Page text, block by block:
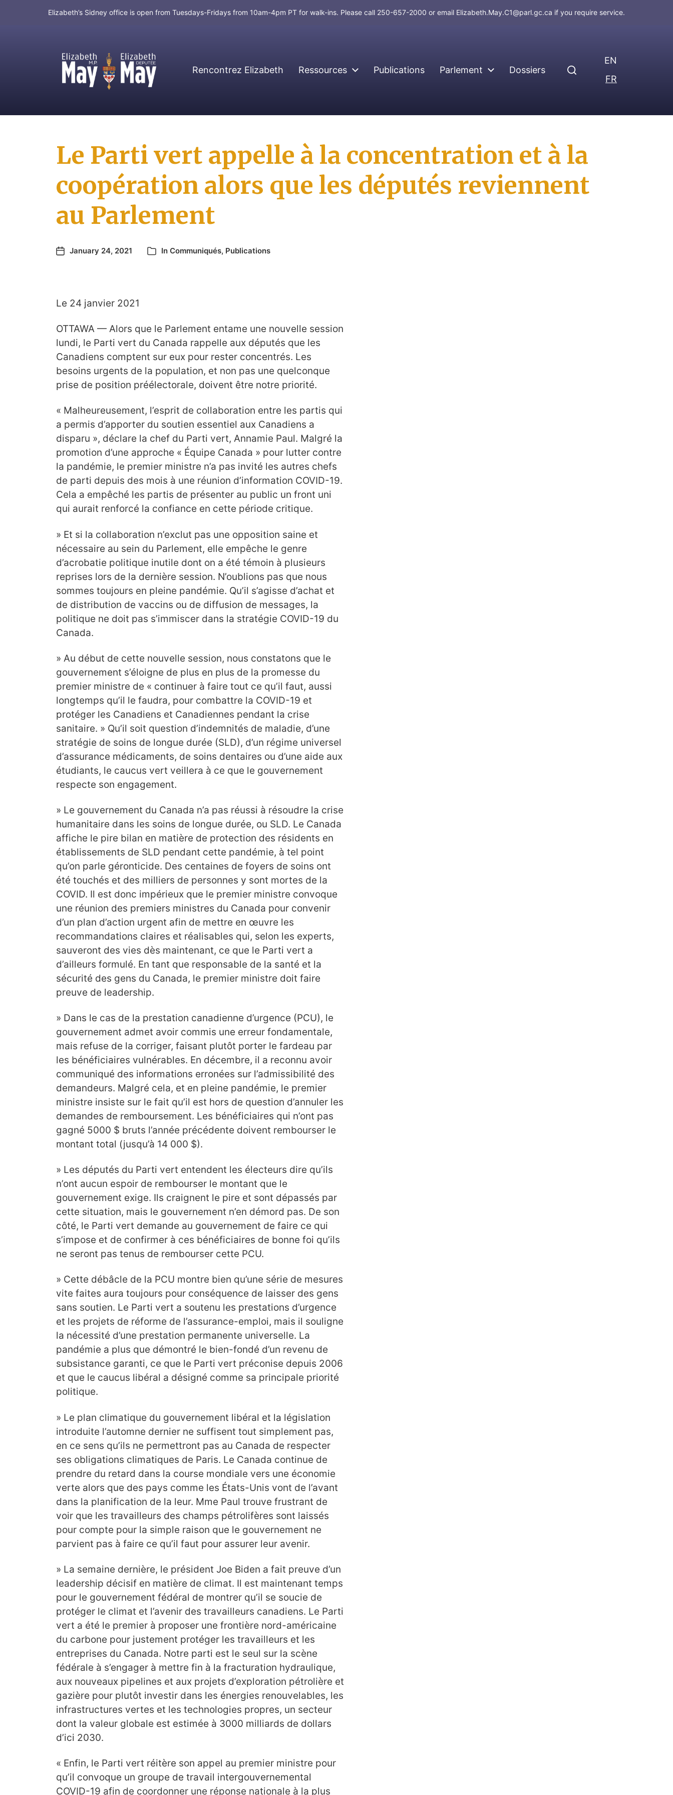
Elizabeth’s Sidney office is open from Tuesdays-Fridays from 10am-4pm PT for walk-ins. Please call 250-657-2000 or email Elizabeth.May.C1@parl.gc.ca if you require service.
MP for Saanich and Gulf Islands Rencontrez Elizabeth Ressources Publications Parlement Dossiers
EN
FR
Le Parti vert appelle à la concentration et à la
coopération alors que les députés reviennent
au Parlement
January 24, 2021 In Communiqués, Publications
Le 24 janvier 2021
OTTAWA — Alors que le Parlement entame une nouvelle session
lundi, le Parti vert du Canada rappelle aux députés que les
Canadiens comptent sur eux pour rester concentrés. Les
besoins urgents de la population, et non pas une quelconque
prise de position préélectorale, doivent être notre priorité.
« Malheureusement, l’esprit de collaboration entre les partis qui
a permis d’apporter du soutien essentiel aux Canadiens a
disparu », déclare la chef du Parti vert, Annamie Paul. Malgré la
promotion d’une approche « Équipe Canada » pour lutter contre
la pandémie, le premier ministre n’a pas invité les autres chefs
de parti depuis des mois à une réunion d’information COVID-19.
Cela a empêché les partis de présenter au public un front uni
qui aurait renforcé la confiance en cette période critique.
» Et si la collaboration n’exclut pas une opposition saine et
nécessaire au sein du Parlement, elle empêche le genre
d’acrobatie politique inutile dont on a été témoin à plusieurs
reprises lors de la dernière session. N’oublions pas que nous
sommes toujours en pleine pandémie. Qu’il s’agisse d’achat et
de distribution de vaccins ou de diffusion de messages, la
politique ne doit pas s’immiscer dans la stratégie COVID-19 du
Canada.
» Au début de cette nouvelle session, nous constatons que le
gouvernement s’éloigne de plus en plus de la promesse du
premier ministre de « continuer à faire tout ce qu’il faut, aussi
longtemps qu’il le faudra, pour combattre la COVID-19 et
protéger les Canadiens et Canadiennes pendant la crise
sanitaire. » Qu’il soit question d’indemnités de maladie, d’une
stratégie de soins de longue durée (SLD), d’un régime universel
d’assurance médicaments, de soins dentaires ou d’une aide aux
étudiants, le caucus vert veillera à ce que le gouvernement
respecte son engagement.
» Le gouvernement du Canada n’a pas réussi à résoudre la crise
humanitaire dans les soins de longue durée, ou SLD. Le Canada
affiche le pire bilan en matière de protection des résidents en
établissements de SLD pendant cette pandémie, à tel point
qu’on parle géronticide. Des centaines de foyers de soins ont
été touchés et des milliers de personnes y sont mortes de la
COVID. Il est donc impérieux que le premier ministre convoque
une réunion des premiers ministres du Canada pour convenir
d’un plan d’action urgent afin de mettre en œuvre les
recommandations claires et réalisables qui, selon les experts,
sauveront des vies dès maintenant, ce que le Parti vert a
d’ailleurs formulé. En tant que responsable de la santé et la
sécurité des gens du Canada, le premier ministre doit faire
preuve de leadership.
» Dans le cas de la prestation canadienne d’urgence (PCU), le
gouvernement admet avoir commis une erreur fondamentale,
mais refuse de la corriger, faisant plutôt porter le fardeau par
les bénéficiaires vulnérables. En décembre, il a reconnu avoir
communiqué des informations erronées sur l’admissibilité des
demandeurs. Malgré cela, et en pleine pandémie, le premier
ministre insiste sur le fait qu’il est hors de question d’annuler les
demandes de remboursement. Les bénéficiaires qui n’ont pas
gagné 5000 $ bruts l’année précédente doivent rembourser le
montant total (jusqu’à 14 000 $).
» Les députés du Parti vert entendent les électeurs dire qu’ils
n’ont aucun espoir de rembourser le montant que le
gouvernement exige. Ils craignent le pire et sont dépassés par
cette situation, mais le gouvernement n’en démord pas. De son
côté, le Parti vert demande au gouvernement de faire ce qui
s’impose et de confirmer à ces bénéficiaires de bonne foi qu’ils
ne seront pas tenus de rembourser cette PCU.
» Cette débâcle de la PCU montre bien qu’une série de mesures
vite faites aura toujours pour conséquence de laisser des gens
sans soutien. Le Parti vert a soutenu les prestations d’urgence
et les projets de réforme de l’assurance-emploi, mais il souligne
la nécessité d’une prestation permanente universelle. La
pandémie a plus que démontré le bien-fondé d’un revenu de
subsistance garanti, ce que le Parti vert préconise depuis 2006
et que le caucus libéral a désigné comme sa principale priorité
politique.
» Le plan climatique du gouvernement libéral et la législation
introduite l’automne dernier ne suffisent tout simplement pas,
en ce sens qu’ils ne permettront pas au Canada de respecter
ses obligations climatiques de Paris. Le Canada continue de
prendre du retard dans la course mondiale vers une économie
verte alors que des pays comme les États-Unis vont de l’avant
dans la planification de la leur. Mme Paul trouve frustrant de
voir que les travailleurs des champs pétrolifères sont laissés
pour compte pour la simple raison que le gouvernement ne
parvient pas à faire ce qu’il faut pour assurer leur avenir.
» La semaine dernière, le président Joe Biden a fait preuve d’un
leadership décisif en matière de climat. Il est maintenant temps
pour le gouvernement fédéral de montrer qu’il se soucie de
protéger le climat et l’avenir des travailleurs canadiens. Le Parti
vert a été le premier à proposer une frontière nord-américaine
du carbone pour justement protéger les travailleurs et les
entreprises du Canada. Notre parti est le seul sur la scène
fédérale à s’engager à mettre fin à la fracturation hydraulique,
aux nouveaux pipelines et aux projets d’exploration pétrolière et
gazière pour plutôt investir dans les énergies renouvelables, les
infrastructures vertes et les technologies propres, un secteur
dont la valeur globale est estimée à 3000 milliards de dollars
d’ici 2030.
« Enfin, le Parti vert réitère son appel au premier ministre pour
qu’il convoque un groupe de travail intergouvernemental
COVID-19 afin de coordonner une réponse nationale à la plus